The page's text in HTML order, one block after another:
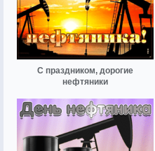
С праздником, дорогие
нефтяники